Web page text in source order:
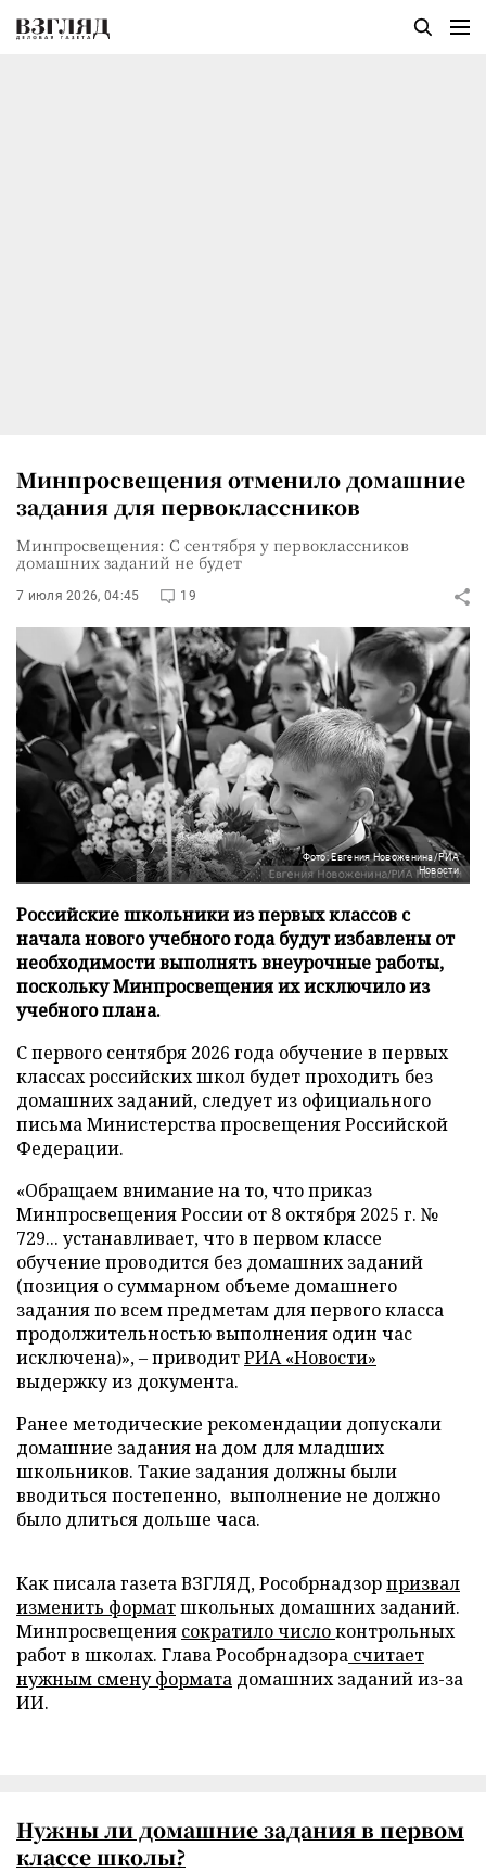
Минпросвещения отменило домашние
задания для первоклассников
Минпросвещения: С сентября у первоклассников
домашних заданий не будет
7 июля 2026, 04:45 19
Фото: Евгения Новоженина/РИА
Новости
Российские школьники из первых классов с
начала нового учебного года будут избавлены от
необходимости выполнять внеурочные работы,
поскольку Минпросвещения их исключило из
учебного плана.
С первого сентября 2026 года обучение в первых
классах российских школ будет проходить без
домашних заданий, следует из официального
письма Министерства просвещения Российской
Федерации.
«Обращаем внимание на то, что приказ
Минпросвещения России от 8 октября 2025 г. №
729... устанавливает, что в первом классе
обучение проводится без домашних заданий
(позиция о суммарном объеме домашнего
задания по всем предметам для первого класса
продолжительностью выполнения один час
исключена)», – приводитРИА «Новости»
выдержку из документа.
Ранее методические рекомендации допускали
домашние задания на дом для младших
школьников. Такие задания должны были
вводиться постепенно, выполнение не должно
было длиться дольше часа.
Как писала газета ВЗГЛЯД, Рособрнадзорпризвал
изменить форматшкольных домашних заданий.
Минпросвещения сократило числоконтрольных
работ в школах. Глава Рособрнадзора считает
нужным смену формата домашних заданий из-за
ИИ.
Нужны ли домашние задания в первом
классе школы?